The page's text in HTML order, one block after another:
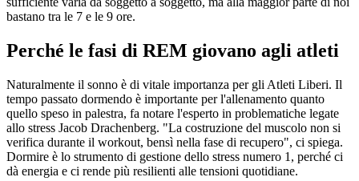
bastano tra le 7 e le 9 ore.
Perché le fasi di REM giovano agli atleti
Naturalmente il sonno è di vitale importanza per gli Atleti Liberi. Il
tempo passato dormendo è importante per l'allenamento quanto
quello speso in palestra, fa notare l'esperto in problematiche legate
allo stress Jacob Drachenberg. "La costruzione del muscolo non si
verifica durante il workout, bensì nella fase di recupero", ci spiega.
Dormire è lo strumento di gestione dello stress numero 1, perché ci
dà energia e ci rende più resilienti alle tensioni quotidiane.